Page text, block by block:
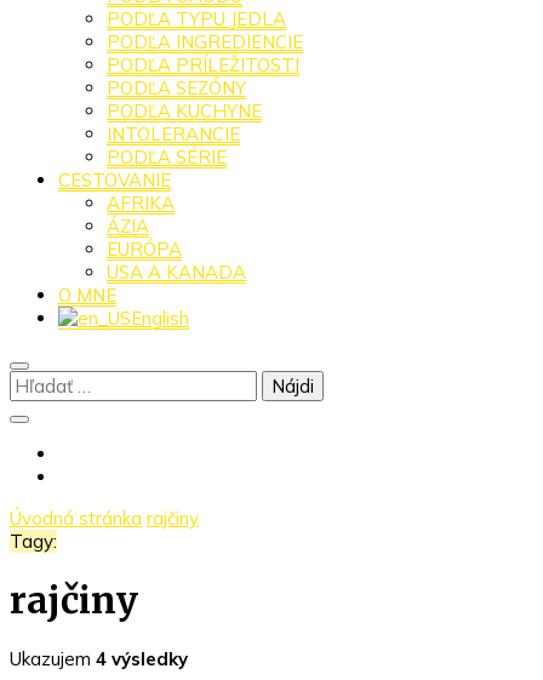
PODĽA TYPU JEDLA
PODĽA INGREDIENCIE
PODĽA PRÍLEŽITOSTI
PODĽA SEZÓNY
PODĽA KUCHYNE
INTOLERANCIE
PODĽA SÉRIE
CESTOVANIE
AFRIKA
ÁZIA
EURÓPA
USA A KANADA
O MNE
English
Hľadať:
Úvodná stránka rajčiny
Tagy:
rajčiny
Ukazujem 4 výsledky